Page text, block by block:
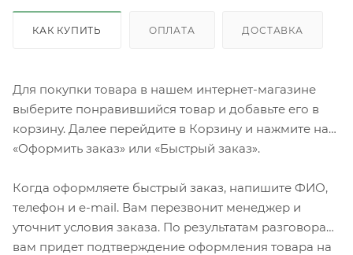
КАК КУПИТЬ ОПЛАТА ДОСТАВКА
Для покупки товара в нашем интернет-магазине
выберите понравившийся товар и добавьте его в
корзину. Далее перейдите в Корзину и нажмите на
«Оформить заказ» или «Быстрый заказ».
Когда оформляете быстрый заказ, напишите ФИО,
телефон и e-mail. Вам перезвонит менеджер и
уточнит условия заказа. По результатам разговора
вам придет подтверждение оформления товара на